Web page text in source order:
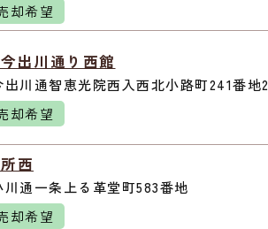
却希望
出川通り西館
川通智恵光院西入西北小路町241番地2
却希望
西
通一条上る革堂町583番地
却希望